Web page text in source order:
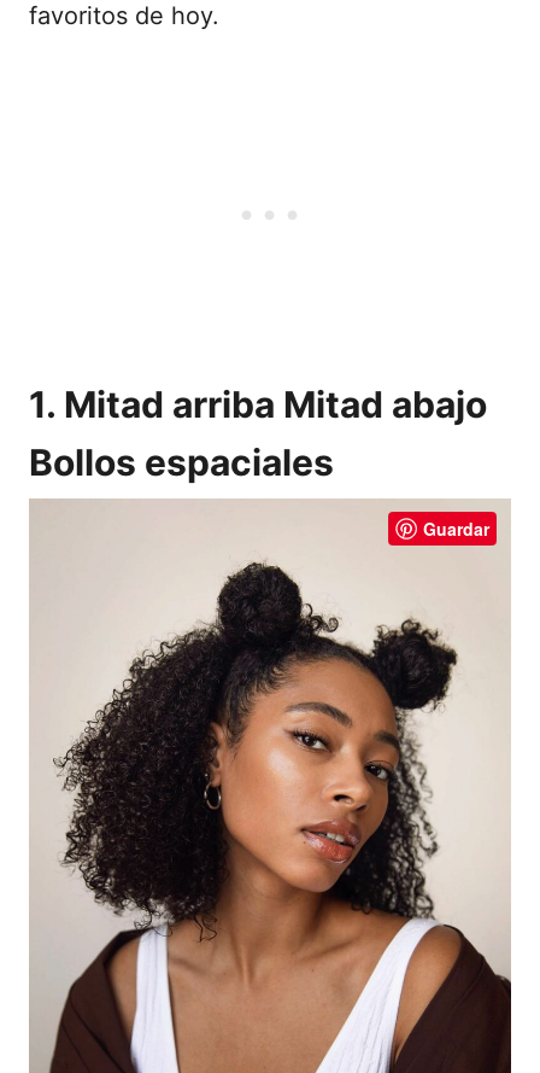
favoritos de hoy.
1. Mitad arriba Mitad abajo
Bollos espaciales
Guardar